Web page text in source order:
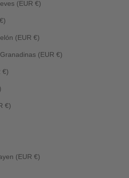
(EUR €)
(EUR €)
(EUR €)
€)
€)
(EUR €)